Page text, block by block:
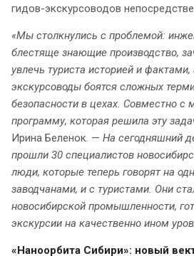
гидов-экскурсоводов
«Мы столкнулись с проблемой:
блестяще знающие производство,
увлечь туриста историей и
экскурсоводы боятся сложных
безопасности в цехах. Совместно с
программу, которая решила эту
Ирина Беленок. — На сегодняшний
прошли 30 специалистов
люди, которые теперь говорят на
заводчанами, и с туристами. Они
новосибирской промышленности,
экскурсии на качественно ином
«Наноорбита Сибири»: новый